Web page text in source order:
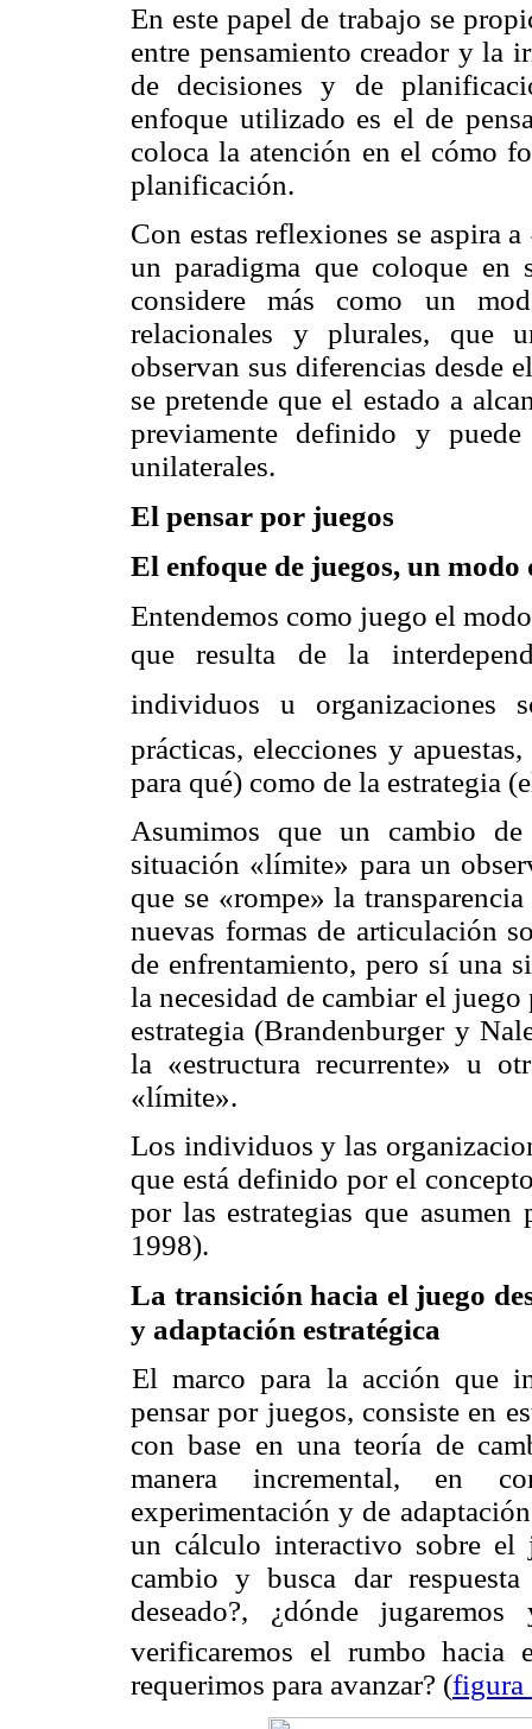
En este papel de trabajo se
entre pensamiento creador y la
de decisiones y de
enfoque utilizado es el de
coloca la atención en el cómo
planificación.
Con estas reflexiones se aspira
un paradigma que coloque en
considere más como un
relacionales y plurales, que
observan sus diferencias desde
se pretende que el estado a
previamente definido y puede
unilaterales.
El pensar por juegos
El enfoque de juegos, un
Entendemos como juego el
que resulta de la
individuos u organizaciones
prácticas, elecciones y
para qué) como de la estrategia
Asumimos que un cambio
situación «límite» para un
que se «rompe» la
nuevas formas de articulación
de enfrentamiento, pero sí una
la necesidad de cambiar el
estrategia (Brandenburgery
la «estructura recurrente» u
«límite».
Los individuos y las
que está definido por el
por las estrategias que
1998).
La transición hacia el juego
y adaptación estratégica
El marco para la acción que
pensar por juegos, consiste en
con base en una teoría de
manera incremental, en
experimentación y de
un cálculo interactivo sobre el
cambio y busca dar
deseado?, ¿dónde
verificaremos el rumbo hacia
requerimos para avanzar? (figura